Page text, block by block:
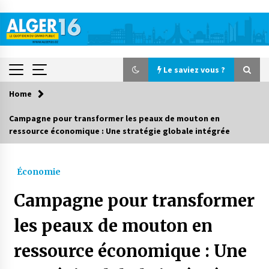
content
Le saviez vous ?
Le saviez vous ?
Accidents de la circulation : 11 décès et 243
Début des camps d’été pour un deuxième
groupe d’enfants autistes
Parking de la Promenade des Sablettes : Mis en
service de bornes automatiques
Home
Campagne pour transformer les peaux de mouton en
ressource économique : Une stratégie globale intégrée
Économie
Campagne pour transformer
les peaux de mouton en
ressource économique : Une